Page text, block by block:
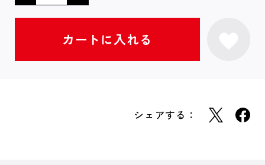
シェアする：